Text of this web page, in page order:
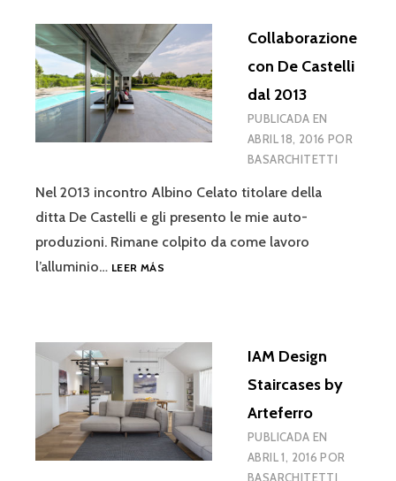
Collaborazione
con De Castelli
dal 2013
PUBLICADA EN
ABRIL 18, 2016 POR
BASARCHITETTI
Nel 2013 incontro Albino Celato titolare della
ditta De Castelli e gli presento le mie auto-
produzioni. Rimane colpito da come lavoro
l’alluminio… LEER MÁSCOLLABORAZIONE
2013
IAM Design
Staircases by
Arteferro
PUBLICADA EN
ABRIL 1, 2016 POR
BASARCHITETTI